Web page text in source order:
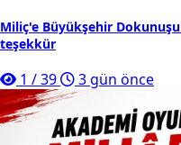
Miliç'e Büyükşehir
teşekkür
1 /39 3 gün önce